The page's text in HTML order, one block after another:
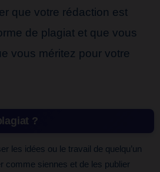
que votre rédaction est
de plagiat et que vous
vous méritez pour votre
?
les idées ou le travail de quelqu’un
comme siennes et de les publier